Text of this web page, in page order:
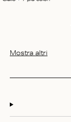
Mostra altri